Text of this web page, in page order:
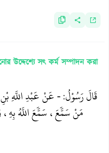
উদ্দেশ্যে সৎ কর্ম সম্পাদন করা
- عَنْ عَبْدِ اللَّهِ :قَالَ رَسُوْلُ
مَنْ سَمََّعَ، سَمََّعَ اللَّهُ